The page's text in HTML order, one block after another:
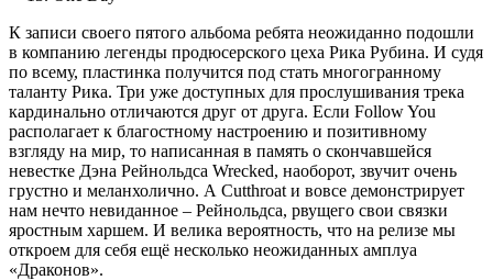
К записи своего пятого альбома ребята неожиданно подошли
в компанию легенды продюсерского цеха Рика Рубина. И судя
по всему, пластинка получится под стать многогранному
таланту Рика. Три уже доступных для прослушивания трека
кардинально отличаются друг от друга. Если Follow You
располагает к благостному настроению и позитивному
взгляду на мир, то написанная в память о скончавшейся
невестке Дэна Рейнольдса Wrecked, наоборот, звучит очень
грустно и меланхолично. А Cutthroat и вовсе демонстрирует
нам нечто невиданное – Рейнольдса, рвущего свои связки
яростным харшем. И велика вероятность, что на релизе мы
откроем для себя ещё несколько неожиданных амплуа
«Драконов».